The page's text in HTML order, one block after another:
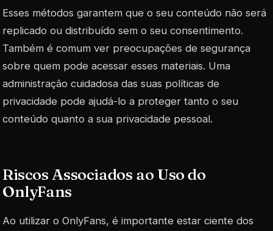
Esses métodos garantem que o seu conteúdo não será
replicado ou distribuído sem o seu consentimento.
Também é comum ver preocupações de segurança
sobre quem pode acessar esses materiais. Uma
administração cuidadosa das suas políticas de
privacidade pode ajudá-lo a proteger tanto o seu
conteúdo quanto a sua privacidade pessoal.
Riscos Associados ao Uso do
OnlyFans
Ao utilizar o OnlyFans, é importante estar ciente dos